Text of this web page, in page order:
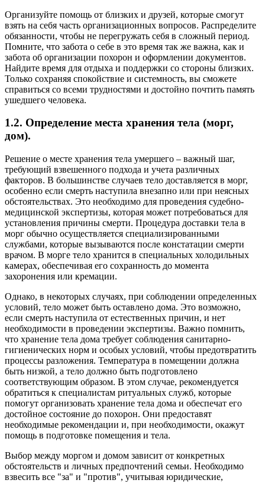
Организуйте помощь от близких и друзей, которые смогут
взять на себя часть организационных вопросов. Распределите
обязанности, чтобы не перегружать себя в сложный период.
Помните, что забота о себе в это время так же важна, как и
забота об организации похорон и оформлении документов.
Найдите время для отдыха и поддержки со стороны близких.
Только сохраняя спокойствие и системность, вы сможете
справиться со всеми трудностями и достойно почтить память
ушедшего человека.
1.2. Определение места хранения тела (морг,
дом).
Решение о месте хранения тела умершего – важный шаг,
требующий взвешенного подхода и учета различных
факторов. В большинстве случаев тело доставляется в морг,
особенно если смерть наступила внезапно или при неясных
обстоятельствах. Это необходимо для проведения судебно-
медицинской экспертизы, которая может потребоваться для
установления причины смерти. Процедура доставки тела в
морг обычно осуществляется специализированными
службами, которые вызываются после констатации смерти
врачом. В морге тело хранится в специальных холодильных
камерах, обеспечивая его сохранность до момента
захоронения или кремации.
Однако, в некоторых случаях, при соблюдении определенных
условий, тело может быть оставлено дома. Это возможно,
если смерть наступила от естественных причин, и нет
необходимости в проведении экспертизы. Важно помнить,
что хранение тела дома требует соблюдения санитарно-
гигиенических норм и особых условий, чтобы предотвратить
процессы разложения. Температура в помещении должна
быть низкой, а тело должно быть подготовлено
соответствующим образом. В этом случае, рекомендуется
обратиться к специалистам ритуальных служб, которые
помогут организовать хранение тела дома и обеспечат его
достойное состояние до похорон. Они предоставят
необходимые рекомендации и, при необходимости, окажут
помощь в подготовке помещения и тела.
Выбор между моргом и домом зависит от конкретных
обстоятельств и личных предпочтений семьи. Необходимо
взвесить все "за" и "против", учитывая юридические,